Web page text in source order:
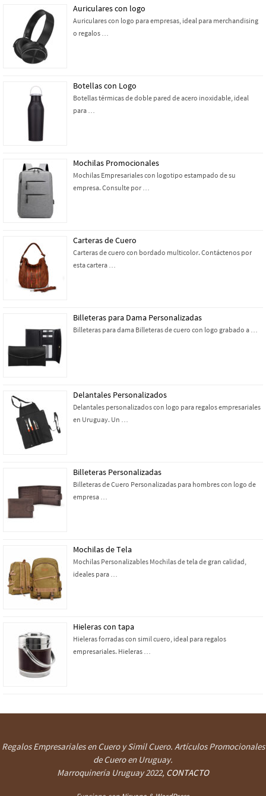
Auriculares con logo
Auriculares con logo para empresas, ideal para merchandising
o regalos …
Botellas con Logo
Botellas térmicas de doble pared de acero inoxidable, ideal
para …
Mochilas Promocionales
Mochilas Empresariales con logotipo estampado de su
empresa. Consulte por …
Carteras de Cuero
Carteras de cuero con bordado multicolor. Contáctenos por
esta cartera …
Billeteras para Dama Personalizadas
Billeteras para dama Billeteras de cuero con logo grabado a …
Delantales Personalizados
Delantales personalizados con logo para regalos empresariales
en Uruguay. Un …
Billeteras Personalizadas
Billeteras de Cuero Personalizadas para hombres con logo de
empresa …
Mochilas de Tela
Mochilas Personalizables Mochilas de tela de gran calidad,
ideales para …
Hieleras con tapa
Hieleras forradas con simil cuero, ideal para regalos
empresariales. Hieleras …
Regalos Empresariales en Cuero y Simil Cuero. Artículos Promocionales
de Cuero en Uruguay.
Marroquinería Uruguay2022, CONTACTO